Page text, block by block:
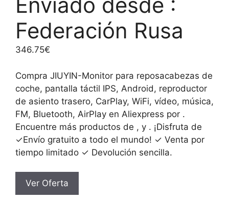
Federación Rusa
346.75€
Compra JIUYIN-Monitor para reposacabezas de
coche, pantalla táctil IPS, Android, reproductor
de asiento trasero, CarPlay, WiFi, vídeo, música,
FM, Bluetooth, AirPlay en Aliexpress por .
Encuentre más productos de , y . ¡Disfruta de
✓Envío gratuito a todo el mundo! ✓ Venta por
tiempo limitado ✓ Devolución sencilla.
Ver Oferta